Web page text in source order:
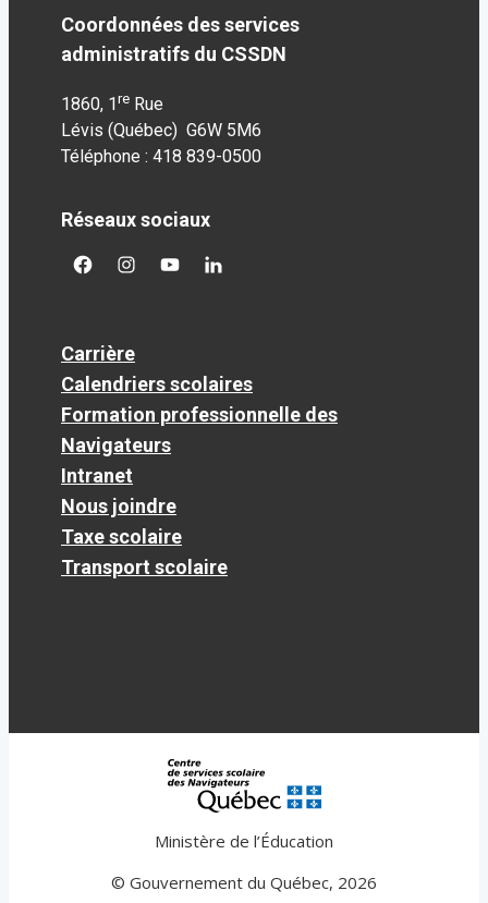
Coordonnées des services
administratifs du CSSDN
1860, 1 re Rue
Lévis (Québec) G6W 5M6
Téléphone : 418 839-0500
Réseaux sociaux
facebookgoogleplus
googleplusgoogleplus
Carrière
Calendriers scolaires
Formation professionnelle des
Navigateurs
Intranet
Nous joindre
Taxe scolaire
Transport scolaire
Ministère de l’Éducation
© Gouvernement du Québec, 2026